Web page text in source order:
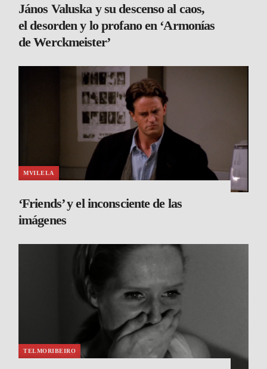
János Valuska y su descenso al caos,
el desorden y lo profano en ‘Armonías
de Werckmeister’
MVILELA
‘Friends’ y el inconsciente de las
imágenes
TELMORIBEIRO